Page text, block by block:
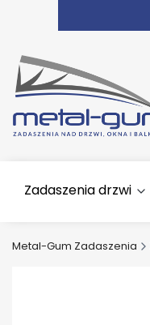
Zadaszenia drzwi
Metal-Gum Zadaszenia